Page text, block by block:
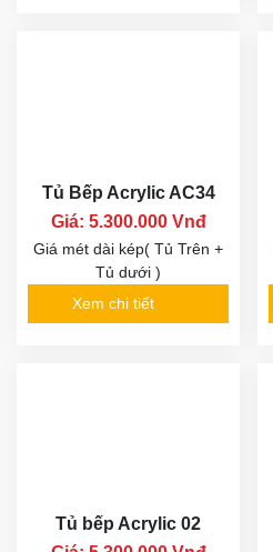
Tủ Bếp Acrylic AC34
Giá: 5.300.000 Vnđ
Giá mét dài kép( Tủ Trên +
Tủ dưới )
Xem chi tiết
Tủ bếp Acrylic 02